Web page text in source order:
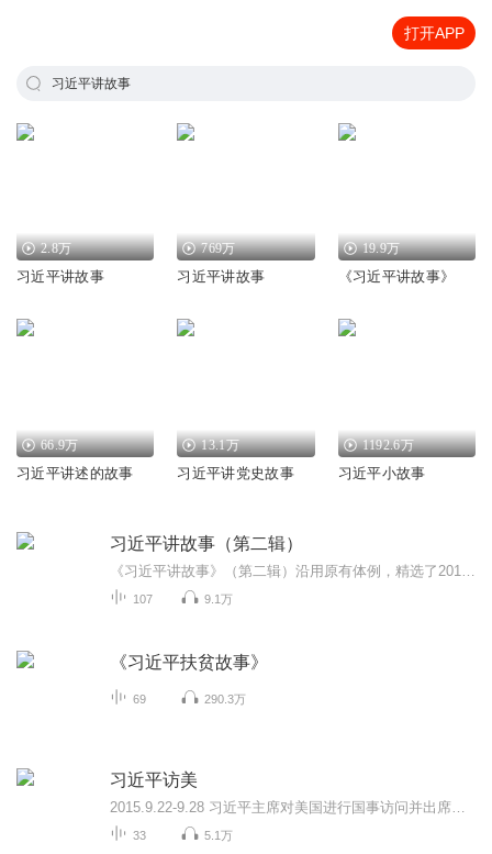
打开APP
习近平讲故事
2.8万
习近平讲故事
769万
习近平讲故事
19.9万
《习近平讲故事》
66.9万
习近平讲述的故事
13.1万
习近平讲党史故事
1192.6万
习近平小故事
习近平讲故事（第二辑）
107 9.1万
《习近平扶贫故事》
69 290.3万
习近平访美
33 5.1万